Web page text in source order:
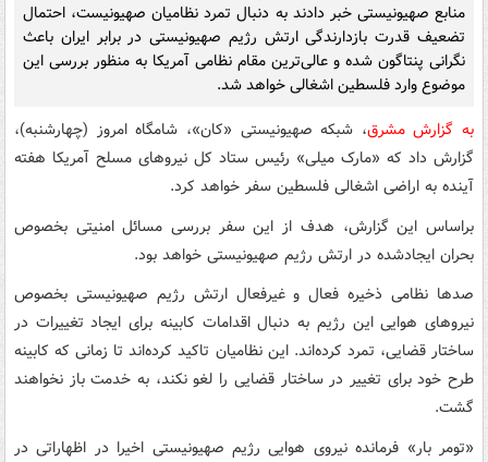
منابع صهیونیستی خبر دادند به دنبال تمرد نظامیان صهیونیست، احتمال
تضعیف قدرت بازدارندگی ارتش رژیم صهیونیستی در برابر ایران باعث
نگرانی پنتاگون شده و عالی‌ترین مقام نظامی آمریکا به منظور بررسی این
موضوع وارد فلسطین اشغالی خواهد شد.
به گزارش مشرق، شبکه صهیونیستی «کان»، شامگاه امروز (چهارشنبه)،
گزارش داد که «مارک میلی» رئیس ستاد کل نیروهای مسلح آمریکا هفته
آینده به اراضی اشغالی فلسطین سفر خواهد کرد.
براساس این گزارش، هدف از این سفر بررسی مسائل امنیتی بخصوص
بحران ایجادشده در ارتش رژیم صهیونیستی خواهد بود.
صدها نظامی ذخیره فعال و غیرفعال ارتش رژیم صهیونیستی بخصوص
نیروهای هوایی این رژیم به دنبال اقدامات کابینه برای ایجاد تغییرات در
ساختار قضایی، تمرد کرده‌اند. این نظامیان تاکید کرده‌اند تا زمانی که کابینه
طرح خود برای تغییر در ساختار قضایی را لغو نکند، به خدمت باز نخواهند
گشت.
«تومر بار» فرمانده نیروی هوایی رژیم صهیونیستی اخیرا در اظهاراتی در